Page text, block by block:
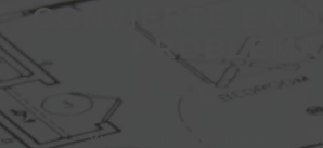
CONVIERTE EN
Víctor notó que su ducha